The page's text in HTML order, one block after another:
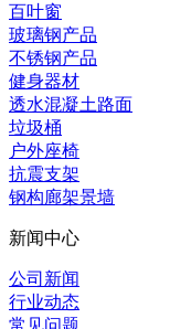
百叶窗
玻璃钢产品
不锈钢产品
健身器材
透水混凝土路面
垃圾桶
户外座椅
抗震支架
钢构廊架景墙
新闻中心
公司新闻
行业动态
常见问题